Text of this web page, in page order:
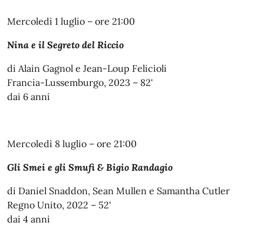
Mercoledì 1 luglio – ore 21:00
Nina e il Segreto del Riccio
di Alain Gagnol e Jean-Loup Felicioli
Francia-Lussemburgo, 2023 – 82'
dai 6 anni
Mercoledì 8 luglio – ore 21:00
Gli Smei e gli Smufi & Bigio Randagio
di Daniel Snaddon, Sean Mullen e Samantha Cutler
Regno Unito, 2022 – 52'
dai 4 anni